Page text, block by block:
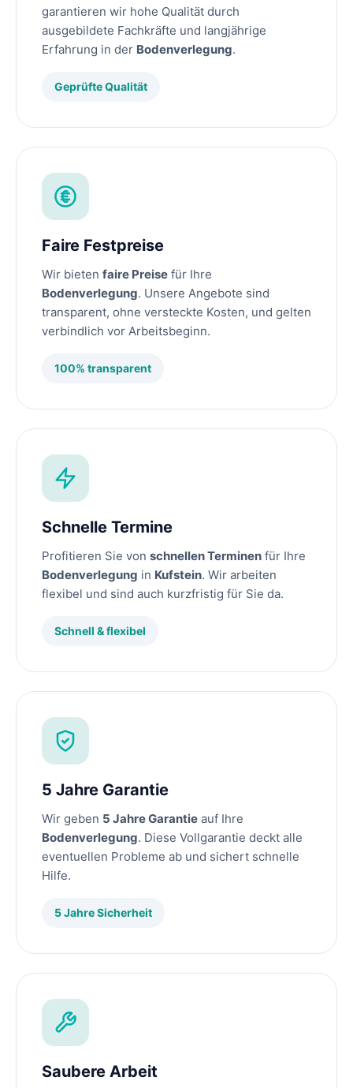
garantieren wir hohe Qualität durch
ausgebildete Fachkräfte und langjährige
Erfahrung in der Bodenverlegung.
Geprüfte Qualität
Faire Festpreise
Wir bieten faire Preise für Ihre
Bodenverlegung. Unsere Angebote sind
transparent, ohne versteckte Kosten, und gelten
verbindlich vor Arbeitsbeginn.
100% transparent
Schnelle Termine
Profitieren Sie von schnellen Terminen für Ihre
Bodenverlegung in Kufstein. Wir arbeiten
flexibel und sind auch kurzfristig für Sie da.
Schnell & flexibel
5 Jahre Garantie
Wir geben 5 Jahre Garantie auf Ihre
Bodenverlegung. Diese Vollgarantie deckt alle
eventuellen Probleme ab und sichert schnelle
Hilfe.
5 Jahre Sicherheit
Saubere Arbeit